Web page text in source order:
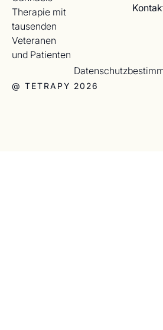
Therapie mit
tausenden
Veteranen
und Patienten
@ TETRAPY 2026